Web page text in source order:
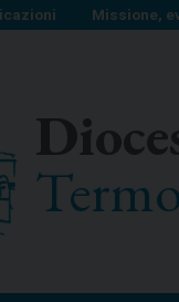
Missione,